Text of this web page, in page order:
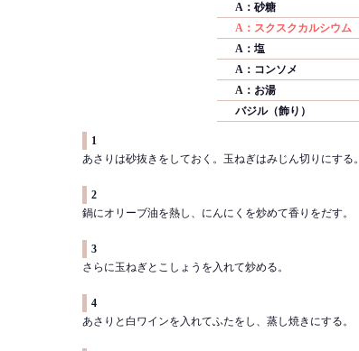
A：砂糖
A：スクスクカルシウム
A：塩
A：コンソメ
A：お湯
バジル（飾り）
1
あさりは砂抜きをしておく。玉ねぎはみじん切りにする。
2
鍋にオリーブ油を熱し、にんにくを炒めて香りをだす。
3
さらに玉ねぎとこしょうを入れて炒める。
4
あさりと白ワインを入れてふたをし、蒸し焼きにする。